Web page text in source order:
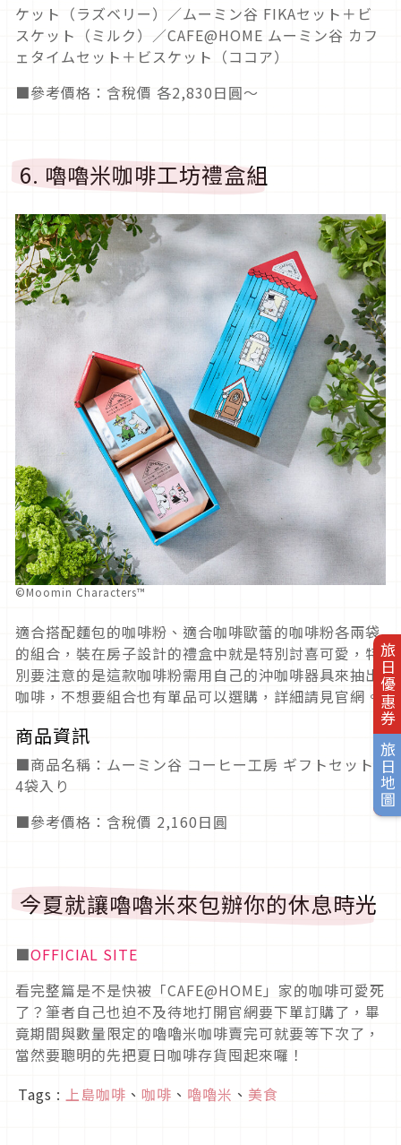
旅日優惠券
旅日地圖
ケット（ラズベリー）／ムーミン谷 FIKAセット＋ビ
スケット（ミルク）／CAFE@HOME ムーミン谷 カフ
ェタイムセット＋ビスケット（ココア）
■參考價格：含稅價 各2,830日圓～
6. 嚕嚕米咖啡工坊禮盒組
©Moomin Characters™
適合搭配麵包的咖啡粉、適合咖啡歐蕾的咖啡粉各兩袋
的組合，裝在房子設計的禮盒中就是特別討喜可愛，特
別要注意的是這款咖啡粉需用自己的沖咖啡器具來抽出
咖啡，不想要組合也有單品可以選購，詳細請見官網。
商品資訊
■商品名稱：ムーミン谷 コーヒー工房 ギフトセット
4袋入り
■參考價格：含稅價 2,160日圓
今夏就讓嚕嚕米來包辦你的休息時光
■OFFICIAL SITE
看完整篇是不是快被「CAFE@HOME」家的咖啡可愛死
了？筆者自己也迫不及待地打開官網要下單訂購了，畢
竟期間與數量限定的嚕嚕米咖啡賣完可就要等下次了，
當然要聰明的先把夏日咖啡存貨囤起來囉！
Tags : 上島咖啡 、 咖啡 、 嚕嚕米 、 美食